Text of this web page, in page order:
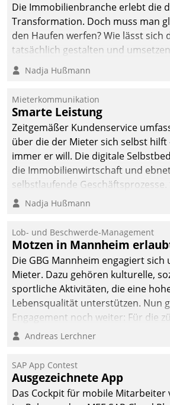
Die Immobilienbranche erlebt die
Transformation. Doch muss man
den Haufen werfen? Wie lässt sich
tatsächlich gestalten und
Argumente zählen wirklich?
Nadja Hußmann
Mieterkommunikation
Smarte Leistung
Zeitgemäßer Kundenservice
über die der Mieter sich selbst hilft
immer er will. Die digitale
die Immobilienwirtschaft und
selbstlaufende
Kunde und smart der
Nadja Hußmann
Lob- und Beschwerde-Management
Motzen in Mannheim
Die GBG Mannheim engagiert
Mieter. Dazu gehören kulturelle,
sportliche Aktivitäten, die eine
Lebensqualität unterstützen. Nun
Engagement noch weiter: Für die
von Beschwerden – oder Lob –
und Beschwerde-Management
ein.
Andreas Lerchner
SAP App Contest
Ausgezeichnete App
Das Cockpit für mobile